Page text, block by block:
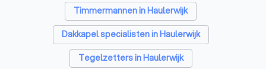
Timmermannen in Haulerwijk
Dakkapel specialisten in Haulerwijk
Tegelzetters in Haulerwijk